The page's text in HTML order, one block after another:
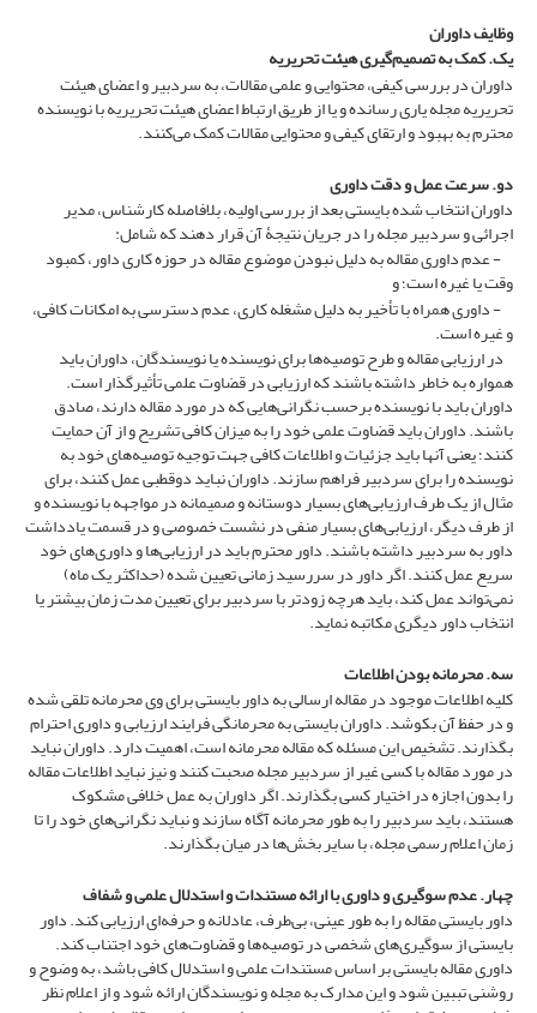
وظایف داوران
یک. کمک به تصمیم‌گیری هیئت تحریریه
داوران در بررسی کیفی، محتوایی و علمی مقالات، به سردبیر و اعضای هیئت
تحریریه مجله یاری رسانده و یا از طریق ارتباط اعضای هیئت تحریریه با نویسنده
محترم به بهبود و ارتقای کیفی و محتوایی مقالات کمک می‌کنند.
دو. سرعت عمل و دقت داوری
داوران انتخاب شده بایستی بعد از بررسی اولیه، بلافاصله کارشناس، مدیر
اجرائی و سردبیر مجله را در جریان نتیجۀ آن قرار دهند که شامل:
- عدم داوری مقاله به دلیل نبودن موضوع مقاله در حوزه کاری داور، کمبود
وقت یا غیره است؛ و
- داوری همراه با تأخیر به دلیل مشغله کاری، عدم دسترسی به امکانات کافی،
و غیره است.
در ارزیابی مقاله و طرح توصیه‌ها برای نویسنده یا نویسندگان، داوران باید
همواره به خاطر داشته باشند که ارزیابی در قضاوت علمی تأثیرگذار است.
داوران باید با نویسنده برحسب نگرانی‌هایی که در مورد مقاله دارند، صادق
باشند. داوران باید قضاوت علمی خود را به میزان کافی تشریح و از آن حمایت
کنند؛ یعنی آنها باید جزئیات و اطلاعات کافی جهت توجیه توصیه‌های خود به
نویسنده را برای سردبیر فراهم سازند. داوران نباید دوقطبی عمل کنند، برای
مثال از یک طرف ارزیابی‌های بسیار دوستانه و صمیمانه در مواجهه با نویسنده و
از طرف دیگر، ارزیابی‌های بسیار منفی در نشست خصوصی و در قسمت یادداشت
داور به سردبیر داشته باشند. داور محترم باید در ارزیابی‌ها و داوری‌های خود
سریع عمل کنند. اگر داور در سررسید زمانی تعیین شده (حداکثر یک ماه)
نمی‌تواند عمل کند، باید هرچه زودتر با سردبیر برای تعیین مدت زمان بیشتر یا
انتخاب داور دیگری مکاتبه نماید.
سه. محرمانه بودن اطلاعات
کلیه اطلاعات موجود در مقاله ارسالی به داور بایستی برای وی محرمانه تلقی شده
و در حفظ آن بکوشد. داوران بایستی به محرمانگی فرایند ارزیابی و داوری احترام
بگذارند. تشخیص این مسئله که مقاله محرمانه است، اهمیت دارد. داوران نباید
در مورد مقاله با کسی غیر از سردبیر مجله صحبت کنند و نیز نباید اطلاعات مقاله
را بدون اجازه در اختیار کسی بگذارند. اگر داوران به عمل خلافی مشکوک
هستند، باید سردبیر را به طور محرمانه آگاه سازند و نباید نگرانی‌های خود را تا
زمان اعلام رسمی مجله، با سایر بخش‌ها در میان بگذارند.
چهار. عدم سوگیری و داوری با ارائه مستندات و استدلال علمی و شفاف
داور بایستی مقاله را به طور عینی، بی‌‌طرف، عادلانه و حرفه‌ای ارزیابی کند. داور
بایستی از سوگیری‌های شخصی در توصیه‌ها و قضاوت‌های خود اجتناب کند.
داوری مقاله بایستی بر اساس مستندات علمی و استدلال کافی باشد، به وضوح و
روشنی تببین شود و این مدارک به مجله و نویسندگان ارائه شود و از اعلام نظر